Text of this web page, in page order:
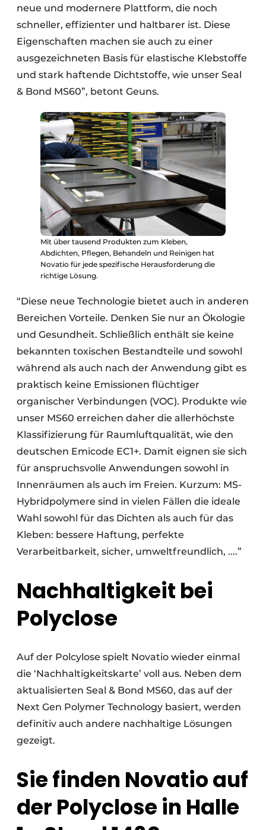
neue und modernere Plattform, die noch
schneller, effizienter und haltbarer ist. Diese
Eigenschaften machen sie auch zu einer
ausgezeichneten Basis für elastische Klebstoffe
und stark haftende Dichtstoffe, wie unser Seal
& Bond MS60”, betont Geuns.
Mit über tausend Produkten zum Kleben,
Abdichten, Pflegen, Behandeln und Reinigen hat
Novatio für jede spezifische Herausforderung die
richtige Lösung.
“Diese neue Technologie bietet auch in anderen
Bereichen Vorteile. Denken Sie nur an Ökologie
und Gesundheit. Schließlich enthält sie keine
bekannten toxischen Bestandteile und sowohl
während als auch nach der Anwendung gibt es
praktisch keine Emissionen flüchtiger
organischer Verbindungen (VOC). Produkte wie
unser MS60 erreichen daher die allerhöchste
Klassifizierung für Raumluftqualität, wie den
deutschen Emicode EC1+. Damit eignen sie sich
für anspruchsvolle Anwendungen sowohl in
Innenräumen als auch im Freien. Kurzum: MS-
Hybridpolymere sind in vielen Fällen die ideale
Wahl sowohl für das Dichten als auch für das
Kleben: bessere Haftung, perfekte
Verarbeitbarkeit, sicher, umweltfreundlich, ....”
Nachhaltigkeit bei
Polyclose
Auf der Polcylose spielt Novatio wieder einmal
die ‘Nachhaltigkeitskarte’ voll aus. Neben dem
aktualisierten Seal & Bond MS60, das auf der
Next Gen Polymer Technology basiert, werden
definitiv auch andere nachhaltige Lösungen
gezeigt.
Sie finden Novatio auf
der Polyclose in Halle